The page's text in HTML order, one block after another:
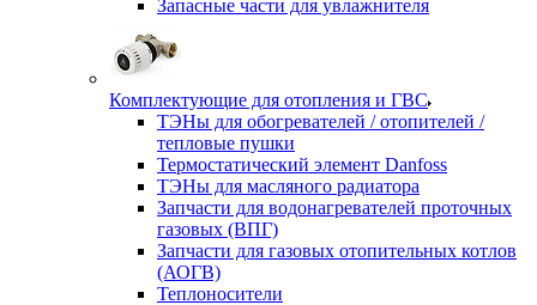
Запасные части для увлажнителя
Комплектующие для отопления и ГВС
ТЭНы для обогревателей / отопителей /
тепловые пушки
Термостатический элемент Danfoss
ТЭНы для масляного радиатора
Запчасти для водонагревателей проточных
газовых (ВПГ)
Запчасти для газовых отопительных котлов
(АОГВ)
Теплоносители